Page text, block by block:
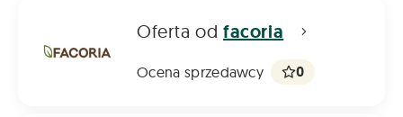
Oferta od facoria
Ocena sprzedawcy 0